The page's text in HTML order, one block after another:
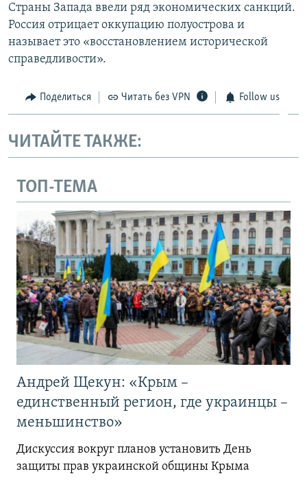
Страны Запада ввели ряд экономических санкций.
Россия отрицает оккупацию полуострова и
называет это «восстановлением исторической
справедливости».
Поделиться Читать без VPN Follow us
ЧИТАЙТЕ ТАКЖЕ:
ТОП-ТЕМА
Андрей Щекун: «Крым –
единственный регион, где украинцы –
меньшинство»
Дискуссия вокруг планов установить День
защиты прав украинской общины Крыма